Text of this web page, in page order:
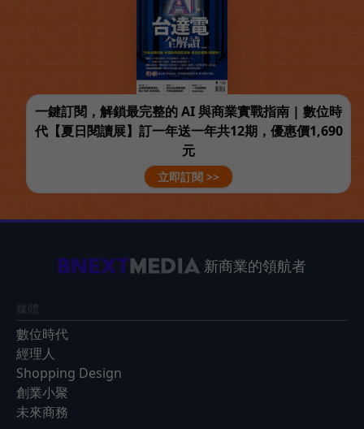
一鍵訂閱，解鎖最完整的 AI 與商業實戰指南 | 數位時
代【夏日閱讀展】訂一年送一年共12期，優惠價1,690
元
立即訂閱 >>
新商業的領航者
媒體
數位時代
經理人
Shopping Design
創業小聚
未來商務